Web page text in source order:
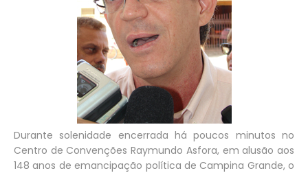
Durante solenidade encerrada há poucos minutos no
Centro de Convenções Raymundo Asfora, em alusão aos
148 anos de emancipação política de Campina Grande, o